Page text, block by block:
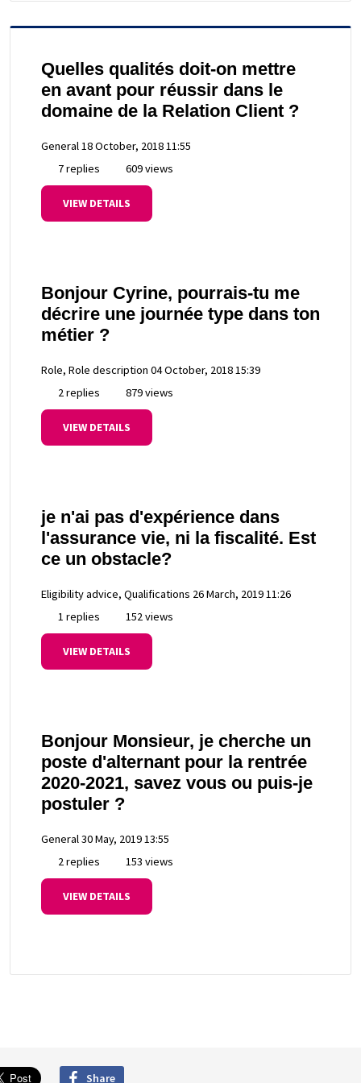
Quelles qualités doit-on mettre
en avant pour réussir dans le
domaine de la Relation Client ?
General 18 October, 2018 11:55
7 replies
609 views
VIEW DETAILS
Bonjour Cyrine, pourrais-tu me
décrire une journée type dans ton
métier ?
Role, Role description 04 October, 2018 15:39
2 replies
879 views
VIEW DETAILS
je n'ai pas d'expérience dans
l'assurance vie, ni la fiscalité. Est
ce un obstacle?
Eligibility advice, Qualifications 26 March, 2019 11:26
1 replies
152 views
VIEW DETAILS
Bonjour Monsieur, je cherche un
poste d'alternant pour la rentrée
2020-2021, savez vous ou puis-je
postuler ?
General30 May, 2019 13:55
2 replies
153 views
VIEW DETAILS
Share